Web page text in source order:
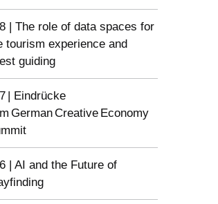
| The role of data spaces for
tourism experience and
guiding
| Eindrücke
German Creative Economy
| AI and the Future of